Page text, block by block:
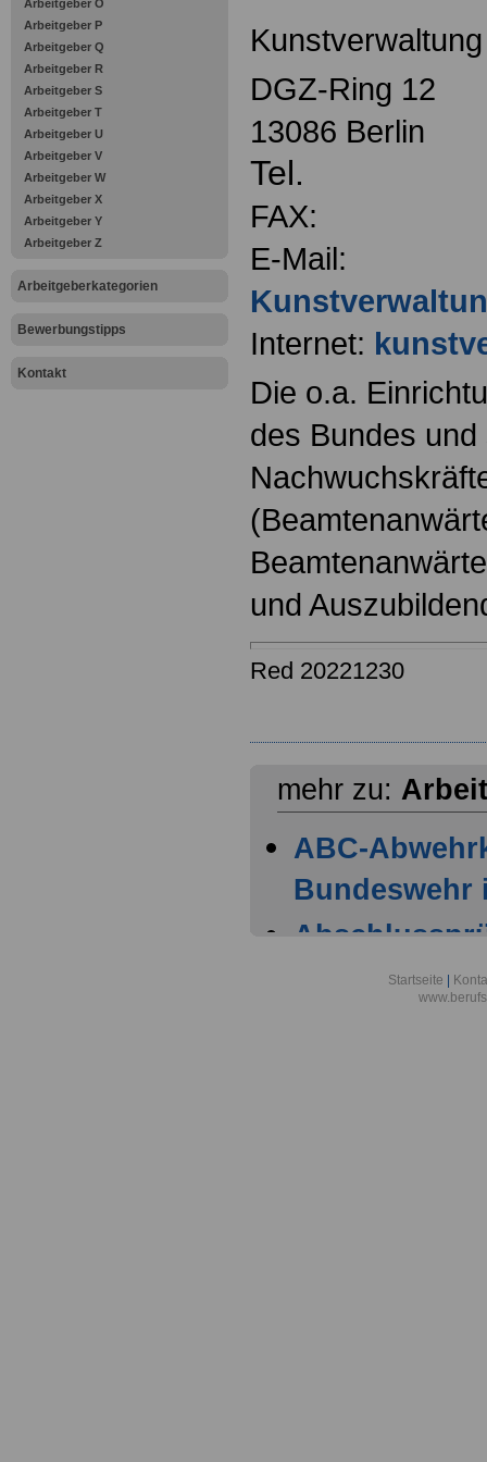
Arbeitgeber O
Arbeitgeber P
Arbeitgeber Q
Arbeitgeber R
Arbeitgeber S
Arbeitgeber T
Arbeitgeber U
Arbeitgeber V
Arbeitgeber W
Arbeitgeber X
Arbeitgeber Y
Arbeitgeber Z
Arbeitgeberkategorien
Bewerbungstipps
Kontakt
DGZ-Ring 12
13086 Berlin
Tel.
FAX:
E-Mail:
Internet:
Die o.a.
des Bundes und
und
Red 20221230
mehr zu:
ABC-
Bundeswehr
Startseite